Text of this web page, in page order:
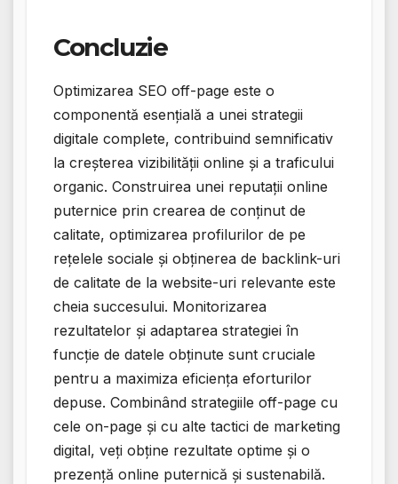
Concluzie
Optimizarea SEO off-page este o
componentă esențială a unei strategii
digitale complete, contribuind semnificativ
la creșterea vizibilității online și a traficului
organic. Construirea unei reputații online
puternice prin crearea de conținut de
calitate, optimizarea profilurilor de pe
rețelele sociale și obținerea de backlink-uri
de calitate de la website-uri relevante este
cheia succesului. Monitorizarea
rezultatelor și adaptarea strategiei în
funcție de datele obținute sunt cruciale
pentru a maximiza eficiența eforturilor
depuse. Combinând strategiile off-page cu
cele on-page și cu alte tactici de marketing
digital, veți obține rezultate optime și o
prezență online puternică și sustenabilă.